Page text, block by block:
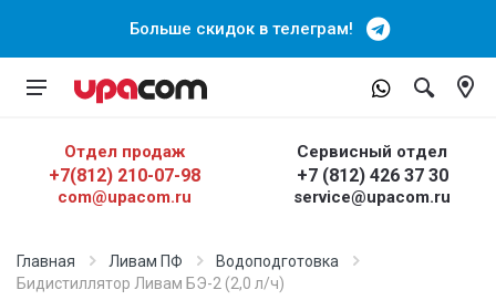
Больше скидок в телеграм!
Отдел продаж
+7(812) 210-07-98
com@upacom.ru
Сервисный отдел
+7 (812) 426 37 30
service@upacom.ru
Главная Ливам ПФ
Водоподготовка
Бидистиллятор Ливам БЭ-2 (2,0 л/ч)